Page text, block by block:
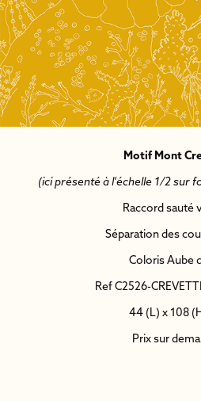
Motif Mont
(ici présenté à l'échelle 1/2 sur
Raccord sauté
Séparation des
Coloris Aube
Ref C2526-
44 (L) x 108
Prix sur